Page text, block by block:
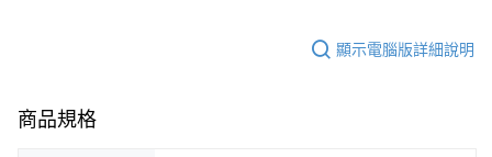
顯示電腦版詳細說明
商品規格